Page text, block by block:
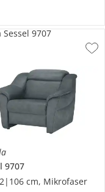
7706
9707
cm, Mikrofaser
9707